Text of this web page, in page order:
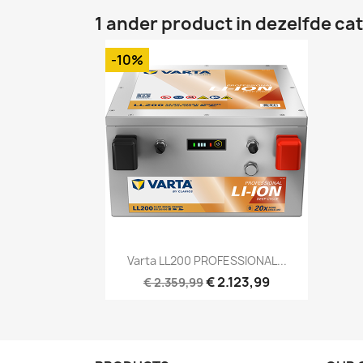
1 ander product in dezelfde
Varta LL200 PROFESSIONAL...
€ 2.359,99€ 2.123,99
-10%
Snel bekijken